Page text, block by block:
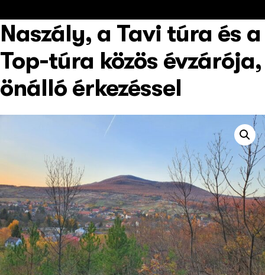
Naszály, a Tavi túra és a
Top-túra közös évzárója,
önálló érkezéssel